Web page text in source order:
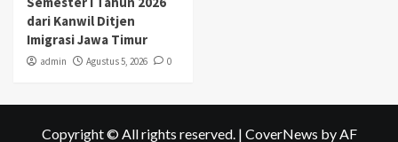
dari Kanwil Ditjen
Imigrasi Jawa Timur
admin Agustus 5, 2026 0
Copyright © All rights reserved. | CoverNews by AF